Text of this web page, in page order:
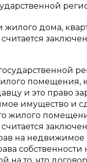
жилого дома,
помещения,
и это право
имущество и
на